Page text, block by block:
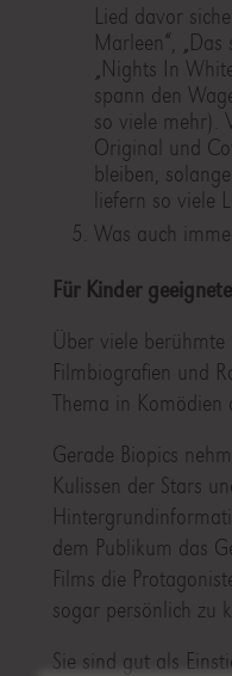
Lied davor
Marleen“, „Das
„Nights In
spann den
so viele mehr).
Original und
bleiben,
liefern so viele
Was auch
Für Kinder
Über viele berühmte
Filmbiografien und
Thema in Komödien
Gerade Biopics
Kulissen der Stars
dem Publikum das
Films die
sogar persönlich zu
Sie sind gut als